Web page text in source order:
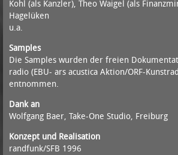
Kohl (als Kanzler), Theo Waigel (als
Hagelüken
u.a.
Samples
Die Samples wurden der freien
radio (EBU- ars acustica Aktion/ORF-
entnommen.
Dank an
Wolfgang Baer, Take-One Studio, Freiburg
Konzept und Realisation
randfunk/SFB 1996